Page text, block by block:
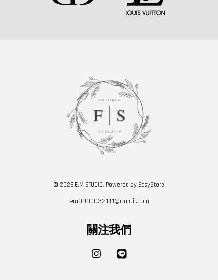
© 2026 E.M STUDIO. Powered by EasyStore
em0900032141@gmail.com
關注我們
Instagram